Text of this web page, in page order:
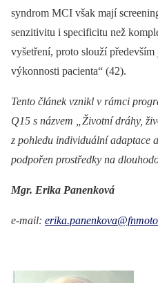
syndrom MCI však mají
senzitivitu i specificitu než
vyšetření, proto slouží
výkonnosti pacienta“ (42).
Tento článek vznikl v rámci
Q15 s názvem „Životní dráhy,
z pohledu individuální adaptace
podpořen prostředky na
Mgr. Erika Panenková
e-mail: